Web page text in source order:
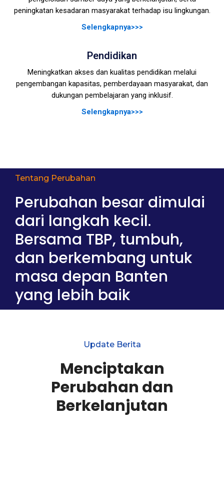
peningkatan kesadaran masyarakat terhadap isu lingkungan.
Selengkapnya>>>
Pendidikan
Meningkatkan akses dan kualitas pendidikan melalui
pengembangan kapasitas, pemberdayaan masyarakat, dan
dukungan pembelajaran yang inklusif.
Selengkapnya>>>
Tentang Perubahan
Perubahan besar dimulai
dari langkah kecil.
Bersama TBP, tumbuh,
dan berkembang untuk
masa depan Banten
yang lebih baik
Update Berita
Menciptakan
Perubahan dan
Berkelanjutan